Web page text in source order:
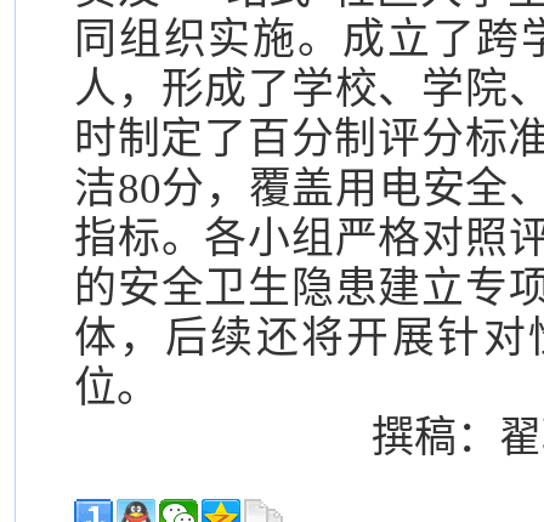
同组织实施。成立了跨
人，形成了学校、学院
时制定了百分制评分标
洁80分，覆盖用电安全
指标。各小组严格对照
的安全卫生隐患建立专
体，后续还将开展针
位。
撰稿：